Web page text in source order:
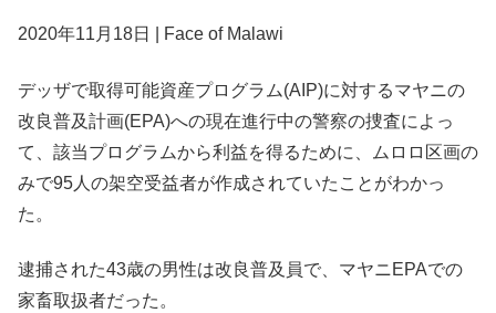
2020年11月18日 | Face of Malawi
デッザで取得可能資産プログラム(AIP)に対するマヤニの
改良普及計画(EPA)への現在進行中の警察の捜査によっ
て、該当プログラムから利益を得るために、ムロロ区画の
みで95人の架空受益者が作成されていたことがわかっ
た。
逮捕された43歳の男性は改良普及員で、マヤニEPAでの
家畜取扱者だった。